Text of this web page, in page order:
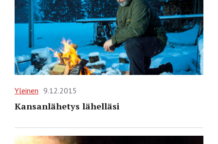
Yleinen 9.12.2015
Kansanlähetys lähelläsi